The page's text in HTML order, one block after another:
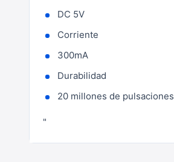
DC 5V
Corriente
300mA
Durabilidad
20 millones de pulsaciones
"